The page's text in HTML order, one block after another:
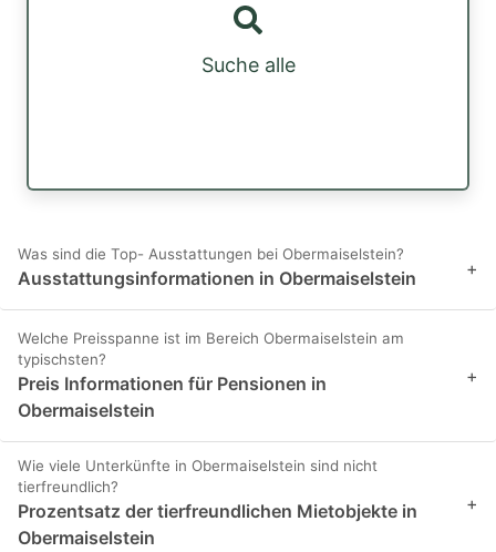
Suche alle
Was sind die Top- Ausstattungen bei Obermaiselstein?
Ausstattungsinformationen in Obermaiselstein +
Welche Preisspanne ist im Bereich Obermaiselstein am
typischsten?
Preis Informationen für Pensionen in
Obermaiselstein
+
Wie viele Unterkünfte in Obermaiselstein sind nicht
tierfreundlich?
Prozentsatz der tierfreundlichen Mietobjekte in
Obermaiselstein
+